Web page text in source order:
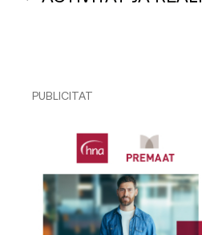
PUBLICITAT